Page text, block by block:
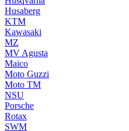
Husaberg
KTM
Kawasaki
MZ
MV Agusta
Maico
Moto Guzzi
Moto TM
NSU
Porsche
Rotax
SWM